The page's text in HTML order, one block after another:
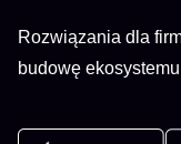
Rozwiązania dla
budowę